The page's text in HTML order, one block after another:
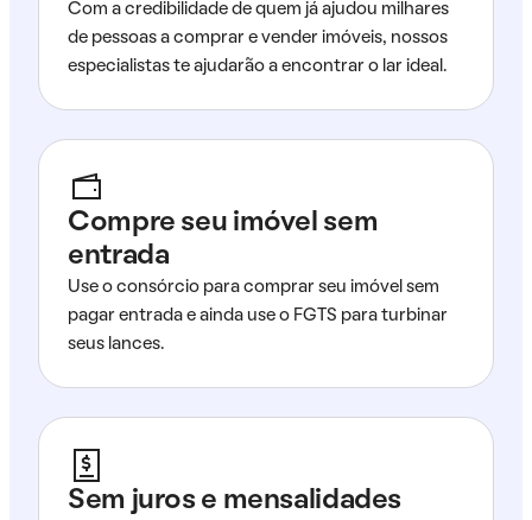
Com a credibilidade de quem já ajudou milhares
de pessoas a comprar e vender imóveis, nossos
especialistas te ajudarão a encontrar o lar ideal.
Compre seu imóvel sem
entrada
Use o consórcio para comprar seu imóvel sem
pagar entrada e ainda use o FGTS para turbinar
seus lances.
Sem juros e mensalidades